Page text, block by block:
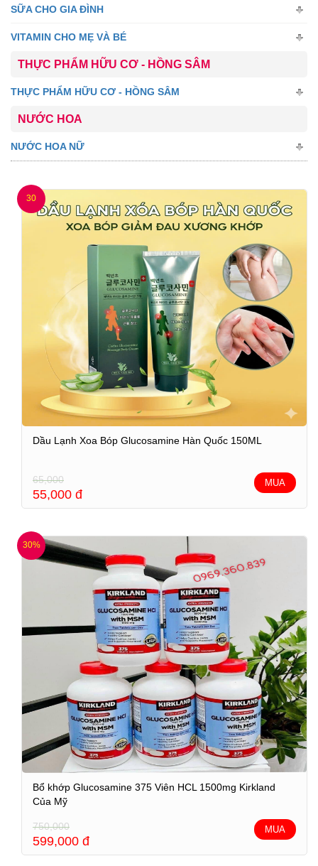
SỮA CHO GIA ĐÌNH
VITAMIN CHO MẸ VÀ BÉ
THỰC PHẨM HỮU CƠ - HỒNG SÂM
THỰC PHẨM HỮU CƠ - HỒNG SÂM
NƯỚC HOA
NƯỚC HOA NỮ
30
Dầu Lạnh Xoa Bóp Glucosamine Hàn Quốc 150ML
65,000
55,000 đ
MUA
30%
Bổ khớp Glucosamine 375 Viên HCL 1500mg Kirkland
Của Mỹ
750,000
599,000 đ
MUA